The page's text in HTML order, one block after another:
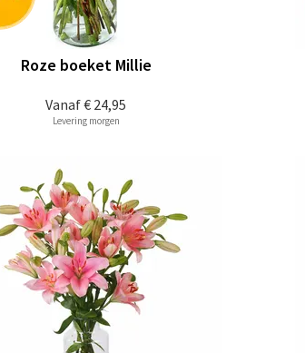
Vanaf€ 24,95
Roze boeket Millie
Levering morgen